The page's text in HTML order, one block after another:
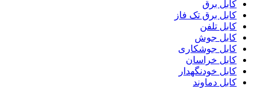
کابل برق
کابل برق تک فاز
کابل تلفن
کابل جوش
کابل جوشکاری
کابل خراسان
کابل خودنگهدار
کابل دماوند